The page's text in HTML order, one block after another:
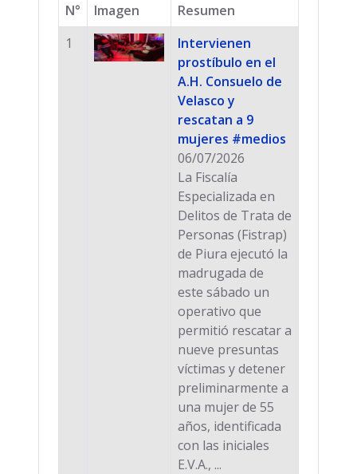
N° Imagen
Resumen
1
Intervienen
prostíbulo en el
A.H. Consuelo de
Velasco y
rescatan a 9
mujeres #medios
06/07/2026
La Fiscalía
Especializada en
Delitos de Trata de
Personas (Fistrap)
de Piura ejecutó la
madrugada de
este sábado un
operativo que
permitió rescatar a
nueve presuntas
víctimas y detener
preliminarmente a
una mujer de 55
años, identificada
con las iniciales
E.V.A., ...